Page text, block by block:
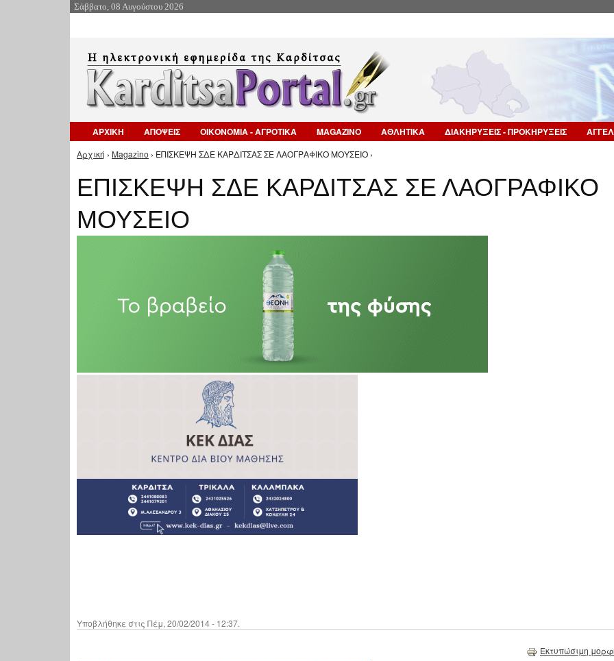
Σάββατο, 08 Αυγούστου 2026
ΑΡΧΙΚΗ ΑΠΟΨΕΙΣ ΟΙΚΟΝΟΜΙΑ - ΑΓΡΟΤΙΚΑ MAGAZINO ΑΘΛΗΤΙΚΑ ΔΙΑΚΗΡΥΞΕΙΣ - ΠΡΟΚΗΡΥΞΕΙΣ
Είστε εδώ
Αρχική › Magazino › ΕΠΙΣΚΕΨΗ ΣΔΕ ΚΑΡΔΙΤΣΑΣ ΣΕ ΛΑΟΓΡΑΦΙΚΟ ΜΟΥΣΕΙΟ ›
ΕΠΙΣΚΕΨΗ ΣΔΕ ΚΑΡΔΙΤΣΑΣ ΣΕ ΛΑΟΓΡΑΦΙΚΟ
ΜΟΥΣΕΙΟ
Υποβλήθηκε στις Πέμ, 20/02/2014 - 12:37.
Εκτυπώσιμη